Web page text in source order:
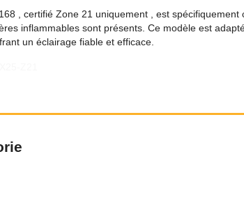
, certifié Zone 21 uniquement , est
inflammables sont présents. Ce modèle est
un éclairage fiable et efficace.